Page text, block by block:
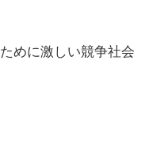
めに激しい競争社会